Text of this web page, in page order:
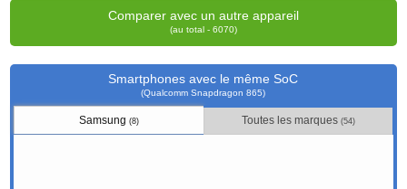
Comparer avec un autre appareil
(au total - 6070)
Smartphones avec le même SoC
(Qualcomm Snapdragon 865)
Samsung(8) Toutes les marques(54)